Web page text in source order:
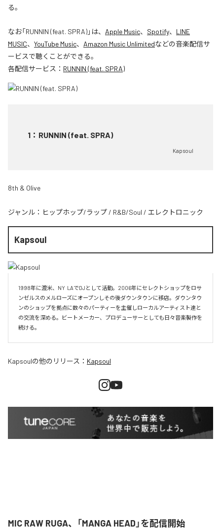
る。
なお「RUNNIN (feat. SPRA)」は、 Apple Music、 Spotify、 LINE
MUSIC、 YouTube Music、 Amazon Music Unlimitedなどの音楽配信サ
ービスで聴くことができる。
各配信サービス： RUNNIN (feat. SPRA)
1 ： RUNNIN (feat. SPRA)
Kapsoul
8th & Olive
ジャンル： ヒップホップ/ラップ / R&B/Soul / エレクトロニック
Kapsoul
1998年に渡米、NY  LAでDJとして活動。2006年にセレクトショップをロサ
ンゼルスのメルローズにオープンしその後ダウンタウンに移店。ダウンタウ
ンのショップを拠点に数々のパーティーを主催しローカルアーティスト達と
の交流を深める。ビートメーカー、プロデューサーとしても日々音楽製作を
続ける。
Kapsoulの他のリリース： Kapsoul
MIC RAW RUGA、「MANGA HEAD」を配信開始